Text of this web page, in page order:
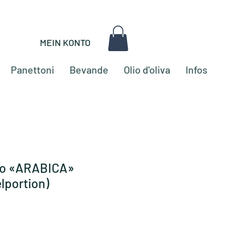
MEIN KONTO
Panettoni Bevande Olio d'oliva Infos
«ARABICA»